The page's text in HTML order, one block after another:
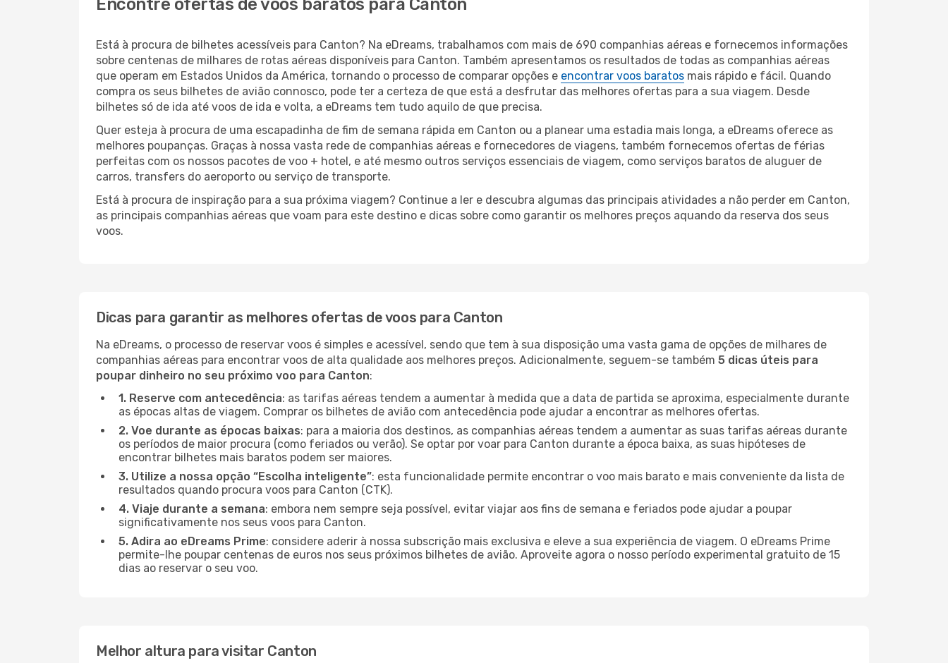
Encontre ofertas de voos baratos para Canton
Está à procura de bilhetes acessíveis para Canton? Na eDreams, trabalhamos com mais de 690 companhias aéreas e fornecemos informações
sobre centenas de milhares de rotas aéreas disponíveis para Canton. Também apresentamos os resultados de todas as companhias aéreas
que operam em Estados Unidos da América, tornando o processo de comparar opções e encontrar voos baratos mais rápido e fácil. Quando
compra os seus bilhetes de avião connosco, pode ter a certeza de que está a desfrutar das melhores ofertas para a sua viagem. Desde
bilhetes só de ida até voos de ida e volta, a eDreams tem tudo aquilo de que precisa.
Quer esteja à procura de uma escapadinha de fim de semana rápida em Canton ou a planear uma estadia mais longa, a eDreams oferece as
melhores poupanças. Graças à nossa vasta rede de companhias aéreas e fornecedores de viagens, também fornecemos ofertas de férias
perfeitas com os nossos pacotes de voo + hotel, e até mesmo outros serviços essenciais de viagem, como serviços baratos de aluguer de
carros, transfers do aeroporto ou serviço de transporte.
Está à procura de inspiração para a sua próxima viagem? Continue a ler e descubra algumas das principais atividades a não perder em Canton,
as principais companhias aéreas que voam para este destino e dicas sobre como garantir os melhores preços aquando da reserva dos seus
voos.
Dicas para garantir as melhores ofertas de voos para Canton
Na eDreams, o processo de reservar voos é simples e acessível, sendo que tem à sua disposição uma vasta gama de opções de milhares de
companhias aéreas para encontrar voos de alta qualidade aos melhores preços. Adicionalmente, seguem-se também 5 dicas úteis para
poupar dinheiro no seu próximo voo para Canton:
1. Reserve com antecedência: as tarifas aéreas tendem a aumentar à medida que a data de partida se aproxima, especialmente durante
as épocas altas de viagem. Comprar os bilhetes de avião com antecedência pode ajudar a encontrar as melhores ofertas.
2. Voe durante as épocas baixas: para a maioria dos destinos, as companhias aéreas tendem a aumentar as suas tarifas aéreas durante
os períodos de maior procura (como feriados ou verão). Se optar por voar para Canton durante a época baixa, as suas hipóteses de
encontrar bilhetes mais baratos podem ser maiores.
3. Utilize a nossa opção “Escolha inteligente”: esta funcionalidade permite encontrar o voo mais barato e mais conveniente da lista de
resultados quando procura voos para Canton (CTK).
4. Viaje durante a semana: embora nem sempre seja possível, evitar viajar aos fins de semana e feriados pode ajudar a poupar
significativamente nos seus voos para Canton.
5. Adira ao eDreams Prime: considere aderir à nossa subscrição mais exclusiva e eleve a sua experiência de viagem. O eDreams Prime
permite-lhe poupar centenas de euros nos seus próximos bilhetes de avião. Aproveite agora o nosso período experimental gratuito de 15
dias ao reservar o seu voo.
Melhor altura para visitar Canton